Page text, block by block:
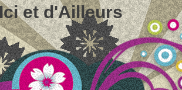
et d'Ailleurs